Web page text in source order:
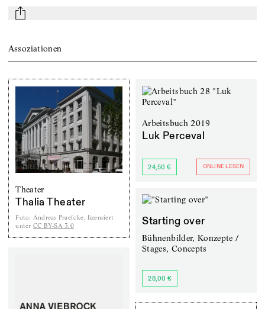
mail
Assoziationen
Theater
Thalia Theater
Foto: Andreas Praefcke, lizensiert
unter CC BY-SA 3.0
Arbeitsbuch 2019
Luk Perceval
24,50 € ONLINE LESEN
Starting over
Bühnenbilder, Konzepte /
Stages, Concepts
28,00 €